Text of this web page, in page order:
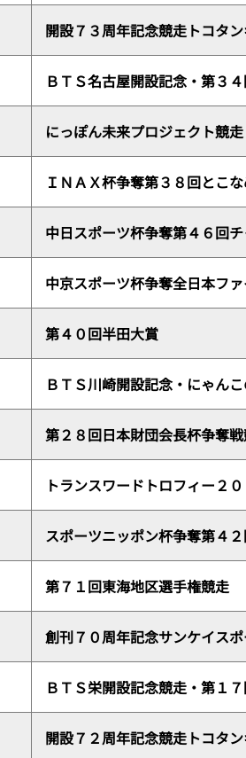
開設７３周年記念競走トコタ
ＢＴＳ名古屋開設記念・第３
にっぽん未来プロジェクト競
ＩＮＡＸ杯争奪第３８回とこ
中日スポーツ杯争奪第４６回
中京スポーツ杯争奪全日本フ
第４０回半田大賞
ＢＴＳ川崎開設記念・にゃん
第２８回日本財団会長杯争奪
トランスワードトロフィー２０
スポーツニッポン杯争奪第４
第７１回東海地区選手権競走
創刊７０周年記念サンケイス
ＢＴＳ栄開設記念競走・第１
開設７２周年記念競走トコタ